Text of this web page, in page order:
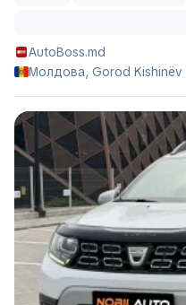
AutoBoss.md
Молдова, Gorod Kishinëv